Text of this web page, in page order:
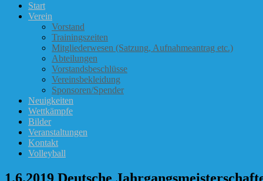
Start
Verein
Vorstand
Trainingszeiten
Mitgliederwesen (Satzung, Aufnahmeantrag etc.)
Abteilungen
Vorstandsbeschlüsse
Vereinsbekleidung
Sponsoren/Spender
Neuigkeiten
Wettkämpfe
Bilder
Veranstaltungen
Kontakt
Volleyball